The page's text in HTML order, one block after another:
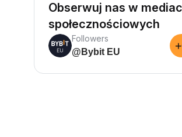
Obserwuj nas w
społecznościowych
Followers
@Bybit EU
+